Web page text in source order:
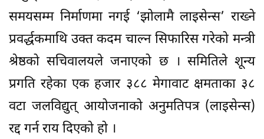
समयसम्म निर्माणमा नगई ‘झोलामै लाइसेन्स’ राख्ने
प्रवर्द्धकमाथि उक्त कदम चाल्न सिफारिस गरेको मन्त्री
श्रेष्ठको सचिवालयले जनाएको छ । समितिले शून्य
प्रगति रहेका एक हजार ३८८ मेगावाट क्षमताका ३८
वटा जलविद्युत् आयोजनाको अनुमतिपत्र (लाइसेन्स)
रद्द गर्न राय दिएको हो ।